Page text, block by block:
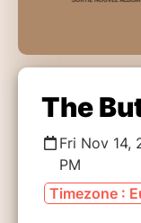
The
Fri Nov 14,
PM
Timezone :